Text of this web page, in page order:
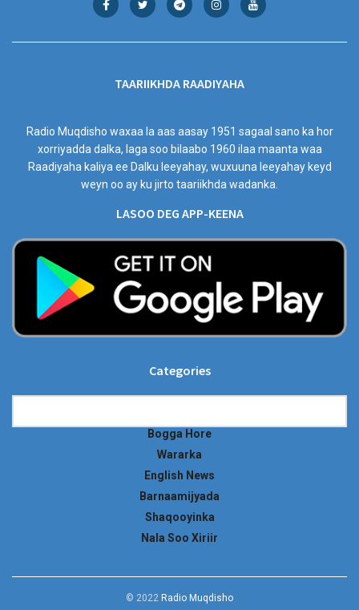
TAARIIKHDA RAADIYAHA
Radio Muqdisho waxaa la aas aasay 1951 sagaal sano ka hor
xorriyadda dalka, laga soo bilaabo 1960 ilaa maanta waa
Raadiyaha kaliya ee Dalku leeyahay, wuxuuna leeyahay keyd
weyn oo ay ku jirto taariikhda wadanka.
LASOO DEG APP-KEENA
Categories
Bogga Hore
Wararka
English News
Barnaamijyada
Shaqooyinka
Nala Soo Xiriir
© 2022 Radio Muqdisho